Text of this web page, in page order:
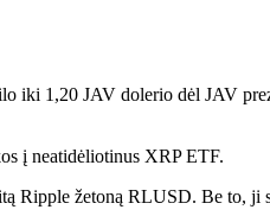
iki 1,20 JAV dolerio dėl JAV
į neatidėliotinus XRP ETF.
Ripple žetoną RLUSD. Be to,